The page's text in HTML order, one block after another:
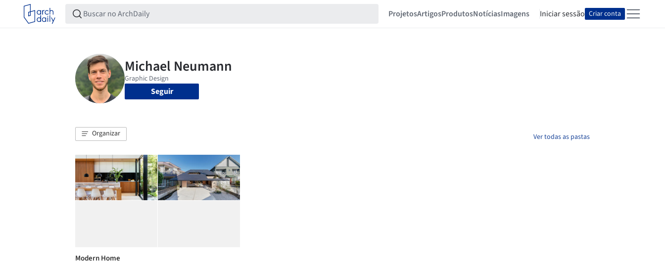
ProjetosArtigosProdutosNotíciasImagens Iniciar sessão Criar conta
Seguir
Organizar Ver todas as pastas
Modern Home